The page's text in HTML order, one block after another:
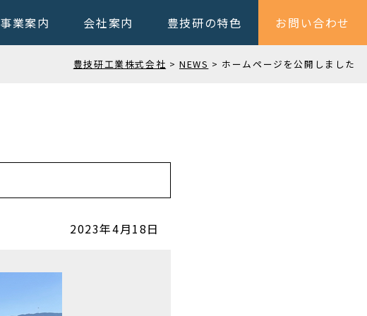
事業案内 会社案内 豊技研の特色 お問い合わせ
豊技研工業株式会社 > NEWS > ホームページを公開しました
2023年4月18日